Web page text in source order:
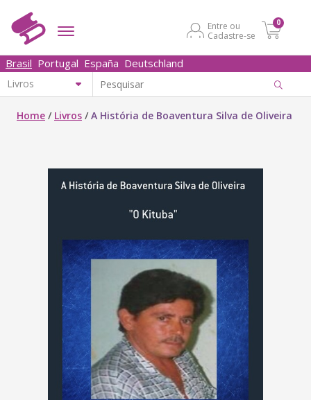
Entre ou
Cadastre-se
0
Brasil Portugal España Deutschland
Home / Livros /A História de Boaventura Silva de Oliveira